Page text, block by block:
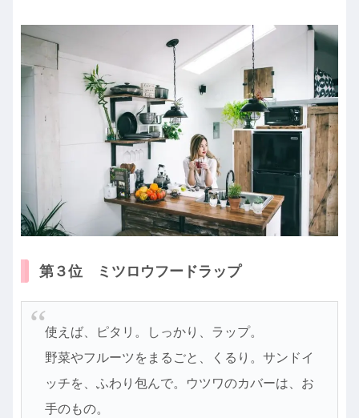
第３位 ミツロウフードラップ
使えば、ピタリ。しっかり、ラップ。
野菜やフルーツをまるごと、くるり。サンドイ
ッチを、ふわり包んで。ウツワのカバーは、お
手のもの。